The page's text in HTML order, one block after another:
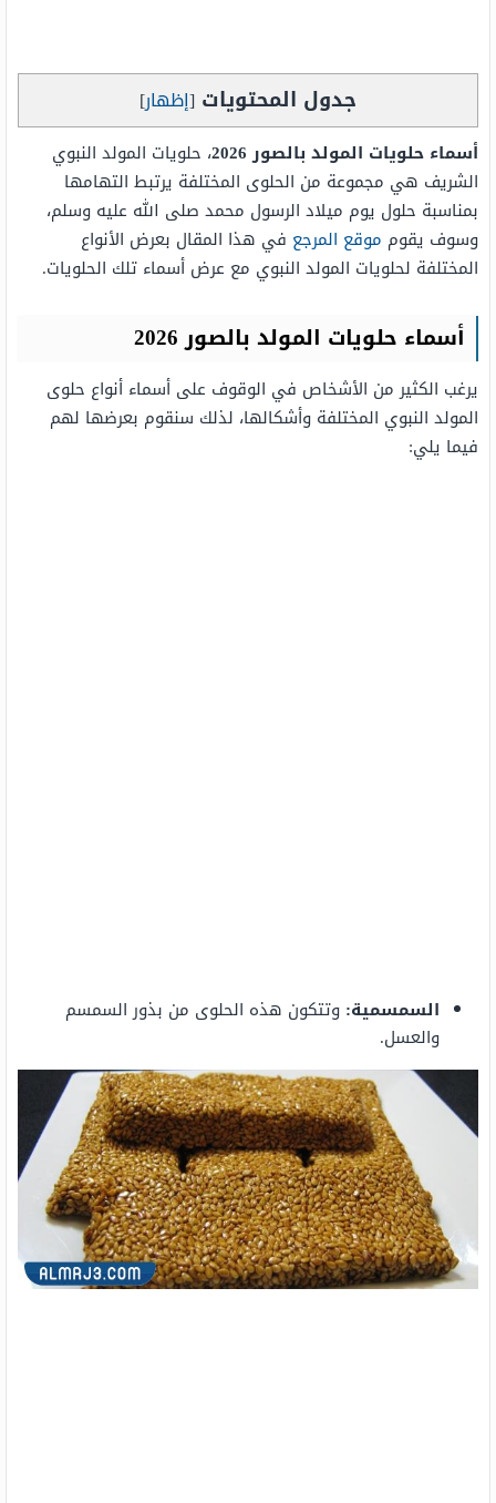
جدول المحتويات [إظهار]
أسماء حلويات المولد بالصور 2026
، حلويات المولد النبوي
الشريف هي مجموعة من الحلوى المختلفة يرتبط التهامها
بمناسبة حلول يوم ميلاد الرسول محمد صلى الله عليه وسلم،
وسوف يقوم موقع المرجع في هذا المقال بعرض الأنواع
المختلفة لحلويات المولد النبوي مع عرض أسماء تلك الحلويات.
أسماء حلويات المولد بالصور 2026
يرغب الكثير من الأشخاص في الوقوف على أسماء أنواع حلوى
المولد النبوي المختلفة وأشكالها، لذلك سنقوم بعرضها لهم
فيما يلي:
السمسمية: وتتكون هذه الحلوى من بذور السمسم
والعسل.